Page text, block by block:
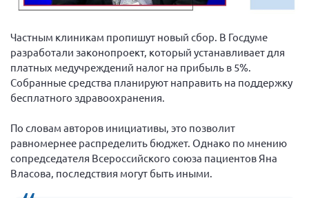
Вице-президент Зрячева Н.В.
Вице-президент Шишлянников Ф.В.
Информационная служба
Отдел международных отношений
Вице-президент Черненко Д.Е.
Вице-президент Чернова А.В.
Вице-президент Цикорин И.В.
Вице-президент Груба Л.В.
Частным клиникам пропишут новый сбор. В Госдуме
разработали законопроект, который устанавливает для
платных медучреждений налог на прибыль в 5%.
Собранные средства планируют направить на поддержку
бесплатного здравоохранения.
По словам авторов инициативы, это позволит
равномернее распределить бюджет. Однако по мнению
сопредседателя Всероссийского союза пациентов Яна
Власова, последствия могут быть иными.